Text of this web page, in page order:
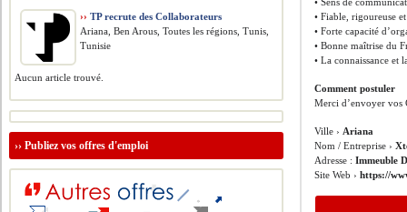
• Fiable, rigoureuse
• Forte capacité
• Bonne maîtrise du
• La connaissance et
Comment postuler
Merci d’envoyer
Ville › Ariana
Nom / Entreprise ›
Adresse :Immeuble
Site Web ›https://
›› TP recrute des Collaborateurs
Ariana, Ben Arous, Toutes les régions, Tunis,
Tunisie
Aucun article trouvé.
››Publiez vos offres d'emploi